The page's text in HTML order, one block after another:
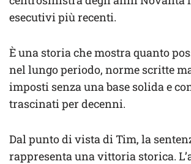
esecutivi più recenti.
È una storia che mostra quanto
nel lungo periodo, norme scritte
imposti senza una base solida e
trascinati per decenni.
Dal punto di vista di Tim, la
rappresenta una vittoria storica.